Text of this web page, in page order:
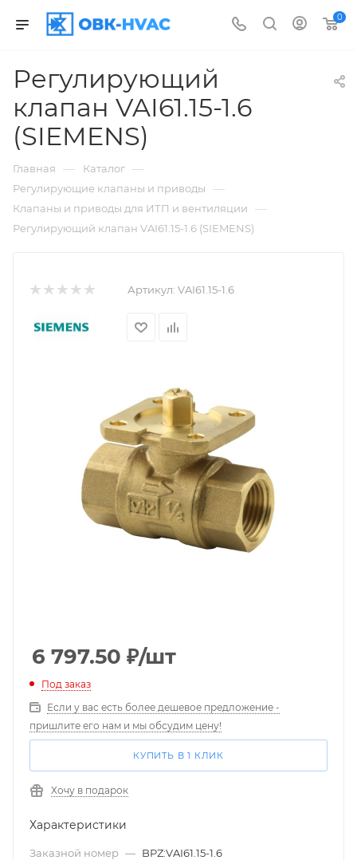
0
Регулирующий
клапан VAI61.15-1.6
(SIEMENS)
Главная — Каталог —
Регулирующие клапаны и приводы —
Клапаны и приводы для ИТП и вентиляции —
Регулирующий клапан VAI61.15-1.6 (SIEMENS)
Артикул: VAI61.15-1.6
6 797.50 ₽/шт
Под заказ
Если у вас есть более дешевое предложение -
пришлите его нам и мы обсудим цену!
КУПИТЬ В 1 КЛИК
Хочу в подарок
Характеристики
Заказной номер — BPZ:VAI61.15-1.6